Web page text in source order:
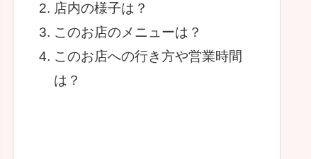
店内の様子は？
このお店のメニューは？
このお店への行き方や営業時間
は？